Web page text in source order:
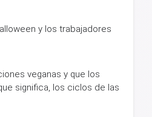
y los trabajadores
veganas y que los
significa, los ciclos de las